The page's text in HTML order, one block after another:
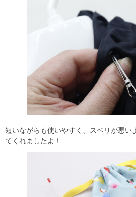
短いながらも使いやすく、スベリが悪い
てくれましたよ！